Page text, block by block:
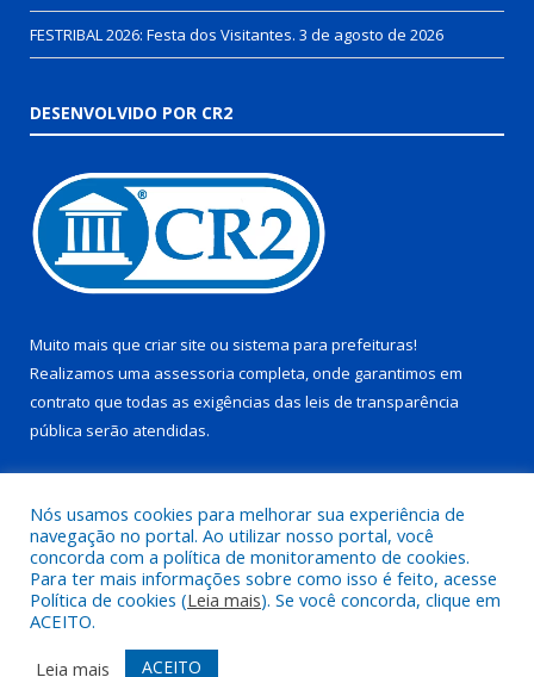
FESTRIBAL 2026: Festa dos Visitantes. 3 de agosto de 2026
DESENVOLVIDO POR CR2
Muito mais que criar site ou sistema para prefeituras!
Realizamos uma assessoria completa, onde garantimos em
contrato que todas as exigências das leis de transparência
pública serão atendidas.
Todos os direitos reservados a Prefeitura Municipal de Juruti.
Mapa do Site
Acessar Área Administrativa
Nós usamos cookies para melhorar sua experiência de
navegação no portal. Ao utilizar nosso portal, você
concorda com a política de monitoramento de cookies.
Para ter mais informações sobre como isso é feito, acesse
Política de cookies (Leia mais). Se você concorda, clique em
ACEITO.
Leia mais
ACEITO